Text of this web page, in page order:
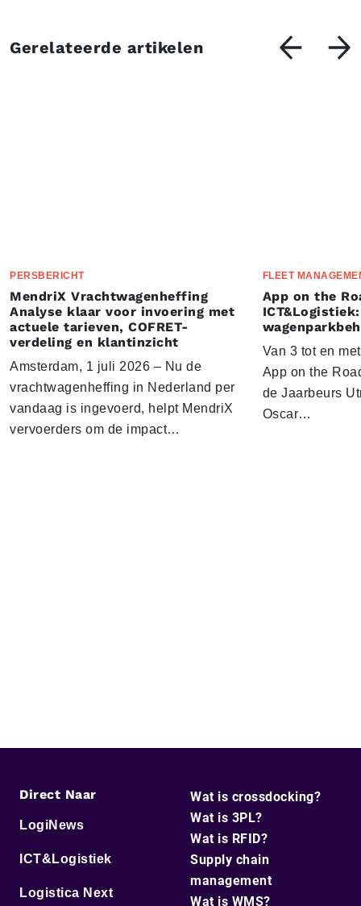
Gerelateerde artikelen
PERSBERICHT
MendriX Vrachtwagenheffing
Analyse klaar voor invoering met
actuele tarieven, COFRET-
verdeling en klantinzicht
Amsterdam, 1 juli 2026 – Nu de
vrachtwagenheffing in Nederland per
vandaag is ingevoerd, helpt MendriX
vervoerders om de impact…
FLEET
App on the
Van 3 tot en
App on the
de Jaarbeurs
Oscar…
Direct Naar
LogiNews
ICT&Logistiek
Logistica Next
Wat is crossdocking?
Wat is 3PL?
Wat is RFID?
Supply chain
management
Wat is WMS?